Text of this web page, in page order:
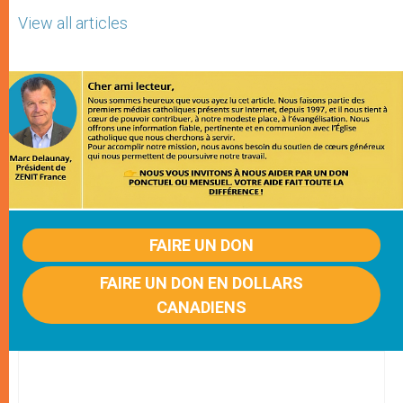
View all articles
FAIRE UN DON
FAIRE UN DON EN DOLLARS
CANADIENS